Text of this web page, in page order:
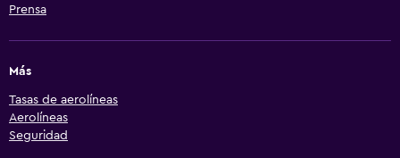
Prensa
Más
Tasas de aerolíneas
Aerolíneas
Seguridad